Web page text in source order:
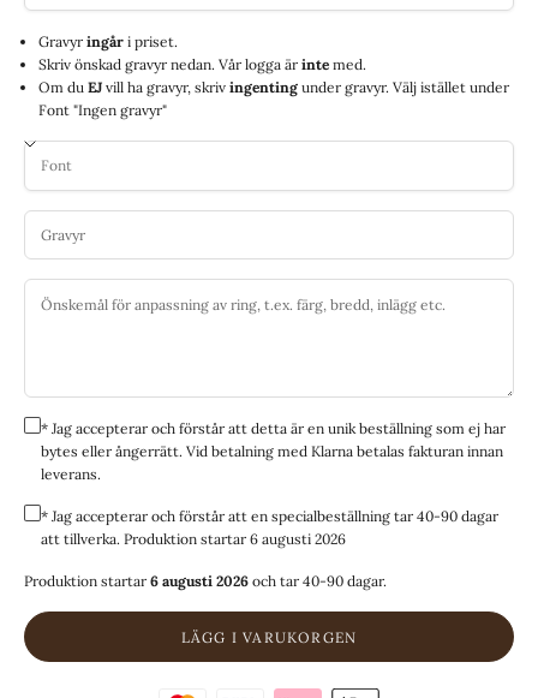
Gravyr ingår i priset.
Skriv önskad gravyr nedan. Vår logga är inte med.
Om du EJ vill ha gravyr, skriv ingenting under gravyr. Välj istället under
Font "Ingen gravyr"
* Jag accepterar och förstår att detta är en unik beställning som ej har
bytes eller ångerrätt. Vid betalning med Klarna betalas fakturan innan
leverans.
* Jag accepterar och förstår att en specialbeställning tar 40-90 dagar
att tillverka. Produktion startar 6 augusti 2026
Produktion startar 6 augusti 2026 och tar 40-90 dagar.
LÄGG I VARUKORGEN